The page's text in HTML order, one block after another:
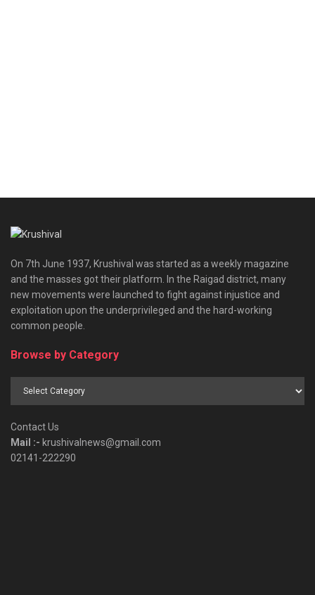
On 7th June 1937, Krushival was started as a weekly magazine
and the masses got their platform. In the Raigad district, many
new movements were launched to fight against injustice and
exploitation upon the underprivileged and the hard-working
common people.
Browse by Category
Browse
Contact Us
Mail :- krushivalnews@gmail.com
02141-222290